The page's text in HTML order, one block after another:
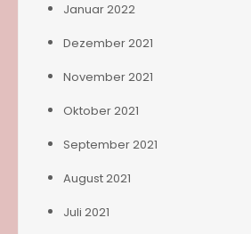
Januar 2022
Dezember 2021
November 2021
Oktober 2021
September 2021
August 2021
Juli 2021